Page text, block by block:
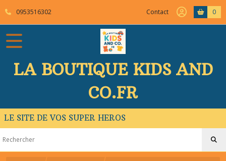
0953516302 Contact 0
LA BOUTIQUE KIDS AND
CO.FR
LE SITE DE VOS SUPER HEROS